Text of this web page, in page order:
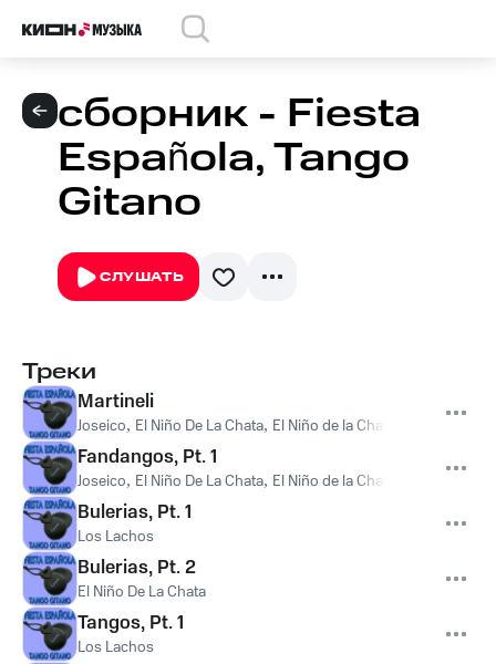
сборник - Fiesta
Española, Tango
Gitano
СЛУШАТЬ
Треки
Martineli
Joseico, El Niño De La Chata, El Niño de la Chata, Joseico
Fandangos, Pt. 1
Joseico, El Niño De La Chata, El Niño de la Chata, Joseico
Bulerias, Pt. 1
Los Lachos
Bulerias, Pt. 2
El Niño De La Chata
Tangos, Pt. 1
Los Lachos